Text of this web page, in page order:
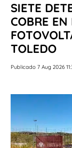
SIETE
COBRE EN
TOLEDO
Publicado 7 Aug 2026